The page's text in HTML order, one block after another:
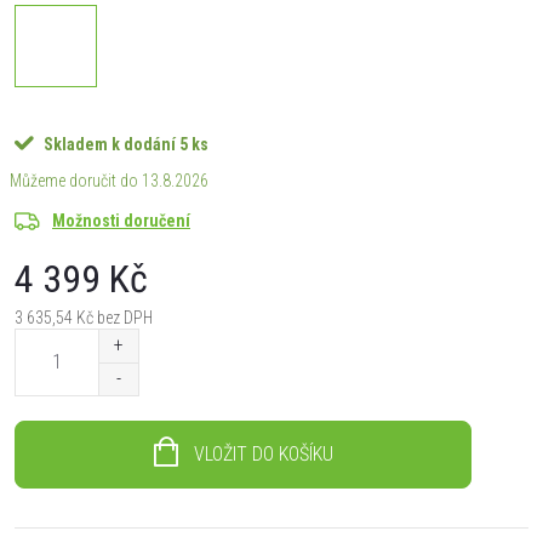
Skladem k dodání 5 ks
13.8.2026
Možnosti doručení
4 399 Kč
3 635,54 Kč bez DPH
VLOŽIT DO KOŠÍKU